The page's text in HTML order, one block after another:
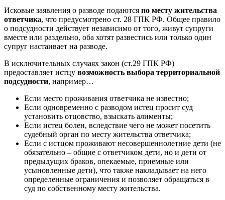
Исковые заявления о разводе подаются по месту жительства
ответчика, что предусмотрено ст. 28 ГПК РФ. Общее правило
о подсудности действует независимо от того, живут супруги
вместе или раздельно, оба хотят развестись или только один
супруг настаивает на разводе.
В исключительных случаях закон (ст.29 ГПК РФ)
предоставляет истцу возможность выбора территориальной
подсудности, например…
Если место проживания ответчика не известно;
Если одновременно с разводом истец просит суд
установить отцовство, взыскать алименты;
Если истец болен, вследствие чего не может посетить
судебный орган по месту жительства ответчика;
Если с истцом проживают несовершеннолетние дети (не
обязательно – общие с ответчиком дети, но и дети от
предыдущих браков, опекаемые, приемные или
усыновленные дети), что также накладывает на него
определенные ограничения и позволяет обращаться в
суд по собственному месту жительства.